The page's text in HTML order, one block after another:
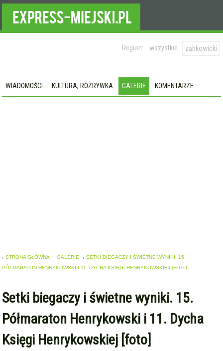
Region: wszystkie ząbkowicki
WIADOMOŚCI KULTURA, ROZRYWKA GALERIE KOMENTARZE
STRONA GŁÓWNA GALERIE
SETKI BIEGACZY I ŚWIETNE WYNIKI. 15.
PÓŁMARATON HENRYKOWSKI I 11. DYCHA KSIĘGI HENRYKOWSKIEJ [FOTO]
Setki biegaczy i świetne wyniki. 15.
Półmaraton Henrykowski i 11. Dycha
Księgi Henrykowskiej [foto]